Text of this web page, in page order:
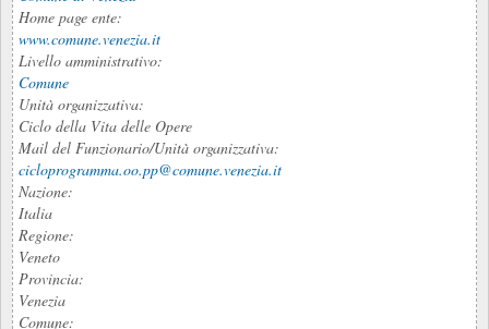
Home page ente:
www.comune.venezia.it
Livello amministrativo:
Comune
Unità organizzativa:
Ciclo della Vita delle Opere
Mail del Funzionario/Unità organizzativa:
cicloprogramma.oo.pp@comune.venezia.it
Nazione:
Italia
Regione:
Veneto
Provincia:
Venezia
Comune: